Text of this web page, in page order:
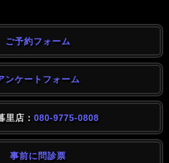
ご予約フォーム
ンケートフォーム
里店： 080-9775-0808
事前に問診票